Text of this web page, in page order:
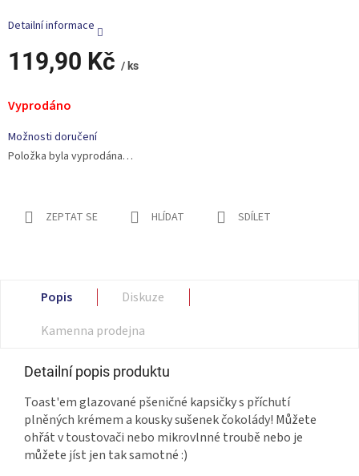
119,90 Kč / ks
cena:
Vyprodáno
Možnosti doručení
Položka byla vyprodána…
Detailní informace
ZEPTAT SE HLÍDAT SDÍLET
Popis
Diskuze
Kamenna prodejna
Detailní popis produktu
Toast'em glazované pšeničné kapsičky s příchutí
plněných krémem a kousky sušenek čokolády! Můžete
ohřát v toustovači nebo mikrovlnné troubě nebo je
můžete jíst jen tak samotné :)